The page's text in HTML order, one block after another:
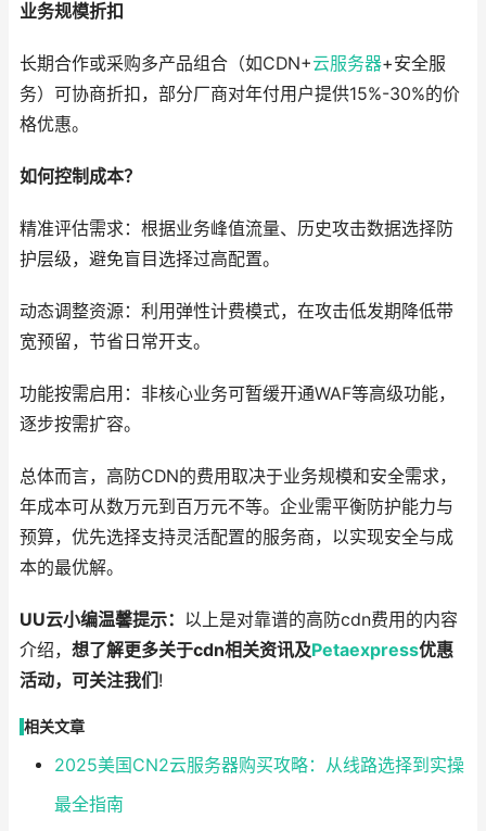
业务规模折扣
长期合作或采购多产品组合（如CDN+云服务器+安全服
务）可协商折扣，部分厂商对年付用户提供15%-30%的价
格优惠。
如何控制成本？
精准评估需求：根据业务峰值流量、历史攻击数据选择防
护层级，避免盲目选择过高配置。
动态调整资源：利用弹性计费模式，在攻击低发期降低带
宽预留，节省日常开支。
功能按需启用：非核心业务可暂缓开通WAF等高级功能，
逐步按需扩容。
总体而言，高防CDN的费用取决于业务规模和安全需求，
年成本可从数万元到百万元不等。企业需平衡防护能力与
预算，优先选择支持灵活配置的服务商，以实现安全与成
本的最优解。
UU云小编温馨提示： 以上是对靠谱的高防cdn费用的内容
介绍， 想了解更多关于cdn相关资讯及Petaexpress优惠
活动，可关注我们!
相关文章
2025美国CN2云服务器购买攻略：从线路选择到实操
最全指南